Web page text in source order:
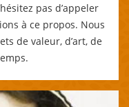
pas d’appeler
à ce propos. Nous
de valeur, d’art, de